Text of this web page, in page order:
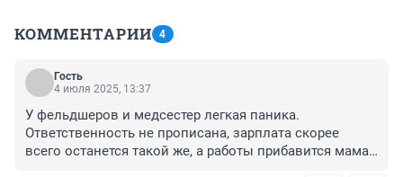
КОММЕНТАРИИ 4
Гость
4 июля 2025, 13:37
У фельдшеров и медсестер легкая паника.
Ответственность не прописана, зарплата скорее
всего останется такой же, а работы прибавится мама